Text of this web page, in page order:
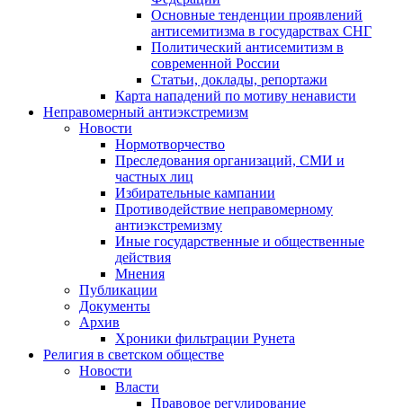
Основные тенденции проявлений
антисемитизма в государствах СНГ
Политический антисемитизм в
современной России
Статьи, доклады, репортажи
Карта нападений по мотиву ненависти
Неправомерный антиэкстремизм
Новости
Нормотворчество
Преследования организаций, СМИ и
частных лиц
Избирательные кампании
Противодействие неправомерному
антиэкстремизму
Иные государственные и общественные
действия
Мнения
Публикации
Документы
Архив
Хроники фильтрации Рунета
Религия в светском обществе
Новости
Власти
Правовое регулирование